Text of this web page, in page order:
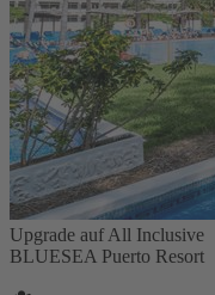
Upgrade auf All Inclusive
BLUESEA Puerto Resort